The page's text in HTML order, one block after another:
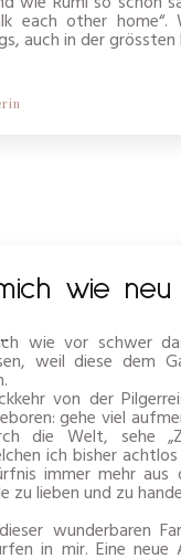
each other home“.
auch in der grössten
wie neu
wie vor schwer
weil diese dem
von der
gehe viel
die Welt, sehe
ich bisher
immer mehr aus
zu lieben und zu
wunderbaren
in mir. Eine neue